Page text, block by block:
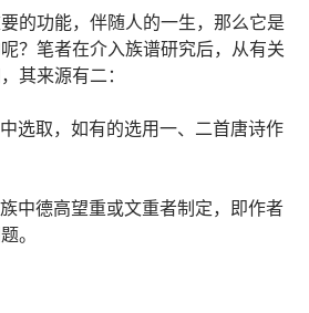
的功能，伴随人的一生，那么它是
？笔者在介入族谱研究后，从有关
其来源有二：
选取，如有的选用一、二首唐诗作
中德高望重或文重者制定，即作者
。